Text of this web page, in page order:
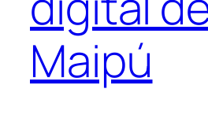
Maipú